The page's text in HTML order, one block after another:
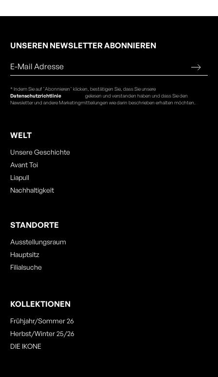
UNSEREN NEWSLETTER ABONNIEREN
* Indem Sie auf "Abonnieren" klicken, bestätigen Sie, dass Sie unsere
Datenschutzrichtlinie
gelesen und verstanden haben und dass Sie den
Newsletter und andere Marketingmitteilungen wie darin beschrieben erhalten möchten.
WELT
Unsere Geschichte
Avant Toi
Liapull
Nachhaltigkeit
STANDORTE
Ausstellungsraum
Hauptsitz
Filialsuche
KOLLEKTIONEN
Frühjahr/Sommer 26
Herbst/Winter 25/26
DIE IKONE